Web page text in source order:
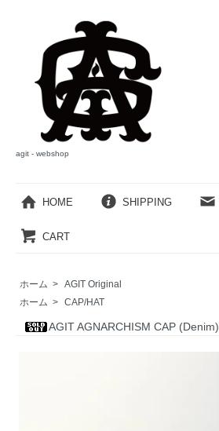
agit - webshop
HOME SHIPPING
CART
ホーム > AGIT Original
ホーム > CAP/HAT
AGIT AGNARCHISM CAP (Denim)